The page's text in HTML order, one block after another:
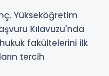
Yükseköğretim
Kılavuzu'nda
fakültelerini ilk
tercih